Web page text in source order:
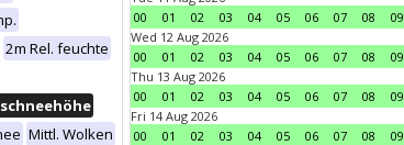
2m Rel. feuchte
Mittl. Wolken
00
01 02 03 04 05 06 07 08 09
Wed 12 Aug 2026
00
01 02 03 04 05 06 07 08 09
Thu 13 Aug 2026
00
01 02 03 04 05 06 07 08 09
Fri 14 Aug 2026
00
01 02 03 04 05 06 07 08 09